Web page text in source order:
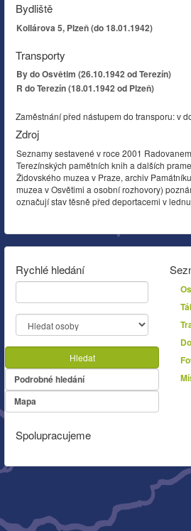
Bydliště
Kollárova 5, Plzeň (do 18.01.1942)
Transporty
By do Osvětim (26.10.1942 od Terezín)
R do Terezín (18.01.1942 od Plzeň)
Zaměstnání před nástupem do transporu: v
Zdroj
Seznamy sestavené v roce 2001
Terezínských pamětních knih a dalších
Židovského muzea v Praze, archiv
muzea v Osvětimi a osobní rozhovory)
označují stav těsně před deportacemi v
Rychlé hledání
Hledat
Podrobné hledání
Mapa
Spolupracujeme